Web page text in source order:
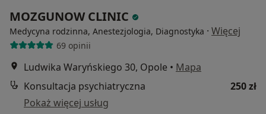
MOZGUNOW CLINIC
Medycyna rodzinna, Anestezjologia, Diagnostyka · Więcej
69 opinii
Ludwika Waryńskiego 30, Opole • Mapa
Konsultacja psychiatryczna
250 zł
Pokaż więcej usług